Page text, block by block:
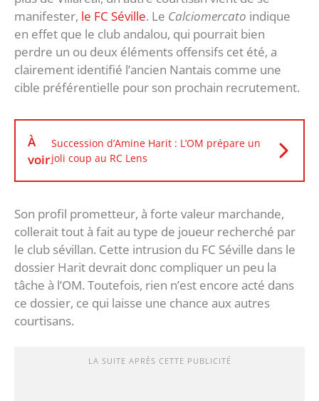
manifester, le FC Séville. Le Calciomercato indique
en effet que le club andalou, qui pourrait bien
perdre un ou deux éléments offensifs cet été, a
clairement identifié l’ancien Nantais comme une
cible préférentielle pour son prochain recrutement.
À
voir
Succession d’Amine Harit : L’OM prépare un
joli coup au RC Lens
Son profil prometteur, à forte valeur marchande,
collerait tout à fait au type de joueur recherché par
le club sévillan. Cette intrusion du FC Séville dans le
dossier Harit devrait donc compliquer un peu la
tâche à l’OM. Toutefois, rien n’est encore acté dans
ce dossier, ce qui laisse une chance aux autres
courtisans.
LA SUITE APRÈS CETTE PUBLICITÉ